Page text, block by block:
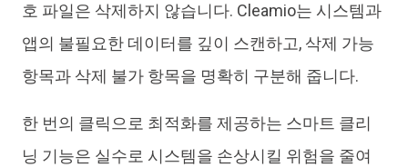
호 파일은 삭제하지 않습니다. Cleamio는 시스템과
앱의 불필요한 데이터를 깊이 스캔하고, 삭제 가능
항목과 삭제 불가 항목을 명확히 구분해 줍니다.
한 번의 클릭으로 최적화를 제공하는 스마트 클리
닝 기능은 실수로 시스템을 손상시킬 위험을 줄여